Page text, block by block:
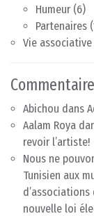
Humeur (6)
Partenaires
Vie associative
Abichou dans
Aalam Roya
revoir l’artiste!
Nous ne
Tunisien aux
d’associations
nouvelle loi